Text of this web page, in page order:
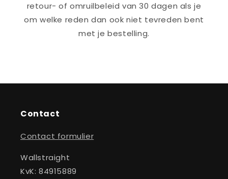
retour- of omruilbeleid van 30 dagen als je
om welke reden dan ook niet tevreden bent
met je bestelling.
Contact
Contact formulier
Wallstraight
KvK: 84915889